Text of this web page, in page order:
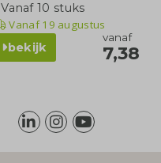
Vanaf 10 stuks
Vanaf19 augustus
bekijk
vanaf
7,38